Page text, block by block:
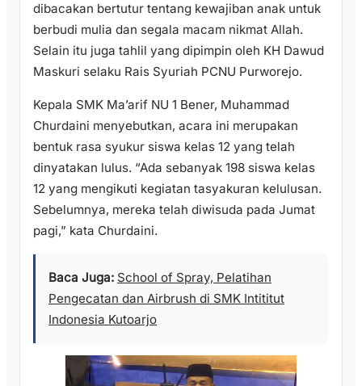
dibacakan bertutur tentang kewajiban anak untuk
berbudi mulia dan segala macam nikmat Allah.
Selain itu juga tahlil yang dipimpin oleh KH Dawud
Maskuri selaku Rais Syuriah PCNU Purworejo.
Kepala SMK Ma’arif NU 1 Bener, Muhammad
Churdaini menyebutkan, acara ini merupakan
bentuk rasa syukur siswa kelas 12 yang telah
dinyatakan lulus. “Ada sebanyak 198 siswa kelas
12 yang mengikuti kegiatan tasyakuran kelulusan.
Sebelumnya, mereka telah diwisuda pada Jumat
pagi,” kata Churdaini.
Baca Juga: School of Spray, Pelatihan
Pengecatan dan Airbrush di SMK Intititut
Indonesia Kutoarjo